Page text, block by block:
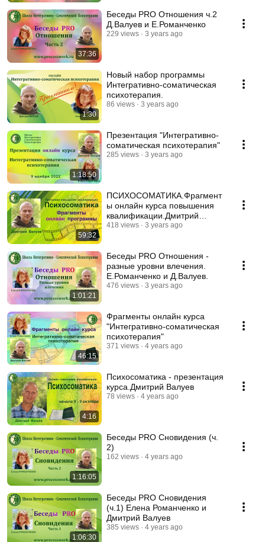
37:36
Беседы PRO Отношения ч.2
Д.Валуев и Е.Романченко
229 views 3 years ago
1:30
Новый набор программы
Интегративно-соматическая
психотерапия.
86 views 3 years ago
1:18:50
Презентация "Интегративно-
соматическая психотерапия"
285 views 3 years ago
59:32
ПСИХОСОМАТИКА.Фрагмент
ы онлайн курса повышения
квалификации.Дмитрий
Валуев.
418 views 3 years ago
1:01:21
Беседы PRO Отношения -
разные уровни влечения.
Е.Романченко и Д.Валуев.
476 views 3 years ago
46:15
Фрагменты онлайн курса
"Интегративно-соматическая
психотерапия"
371 views 4 years ago
4:16
Психосоматика - презентация
курса.Дмитрий Валуев
78 views 4 years ago
1:16:05
Беседы PRO Сновидения (ч.
2)
162 views 4 years ago
1:06:30
Беседы PRO Сновидения
(ч.1) Елена Романченко и
Дмитрий Валуев
385 views 4 years ago